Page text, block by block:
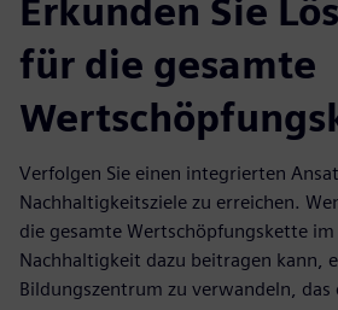
Erkunden Sie
für die gesamte
Verfolgen Sie einen integrierten
Nachhaltigkeitsziele zu erreichen.
die gesamte Wertschöpfungskette im
Nachhaltigkeit dazu beitragen kann,
Bildungszentrum zu verwandeln, das